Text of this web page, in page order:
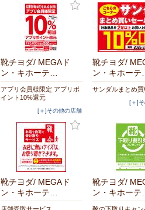
靴チヨダ/ MEGAド
ン・キホーテ…
アプリ会員様限定 アプリポ
イント10%還元
[＋]その他の店舗
靴チヨダ/
ン・キホーテ…
サンダルまとめ買
[＋]
靴チヨダ/ MEGAド
ン・キホーテ…
靴チヨダ/
ン・キホーテ…